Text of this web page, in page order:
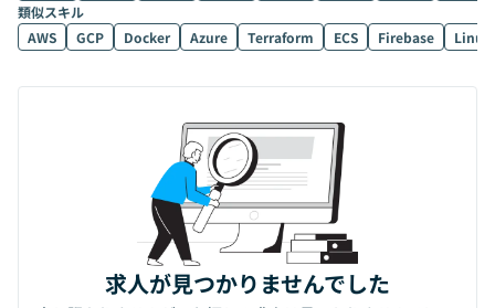
類似スキル
AWS
GCP Docker Azure Terraform ECS Firebase Linux
求人が見つかりませんでした